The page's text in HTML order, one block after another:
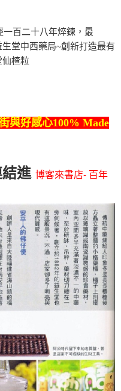
一百二十八年焠鍊，最
堂中西藥局~創新打造最有
楂粒
與好感心100% Made
進 博客來書店- 百年